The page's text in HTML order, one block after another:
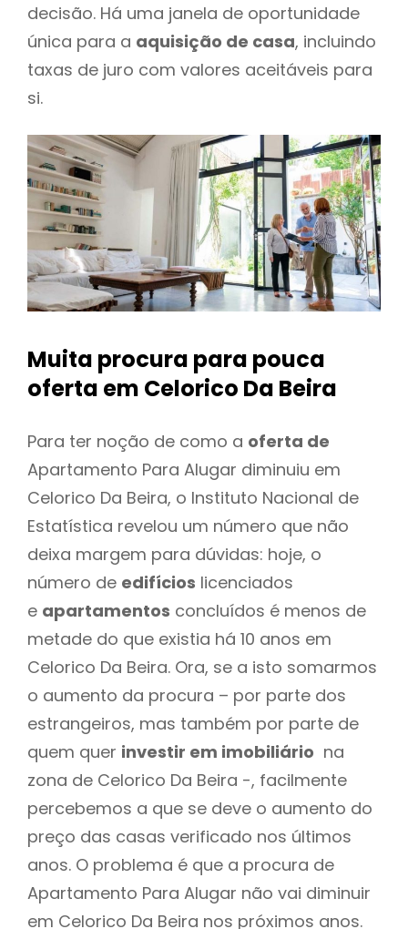
decisão. Há uma janela de oportunidade
única para a aquisição de casa, incluindo
taxas de juro com valores aceitáveis para
si.
Muita procura para pouca
oferta em Celorico Da Beira
Para ter noção de como a oferta de
Apartamento Para Alugar diminuiu em
Celorico Da Beira, o Instituto Nacional de
Estatística revelou um número que não
deixa margem para dúvidas: hoje, o
número de edifícios licenciados
e apartamentos concluídos é menos de
metade do que existia há 10 anos em
Celorico Da Beira. Ora, se a isto somarmos
o aumento da procura – por parte dos
estrangeiros, mas também por parte de
quem quer investir em imobiliário na
zona de Celorico Da Beira -, facilmente
percebemos a que se deve o aumento do
preço das casas verificado nos últimos
anos. O problema é que a procura de
Apartamento Para Alugar não vai diminuir
em Celorico Da Beira nos próximos anos.